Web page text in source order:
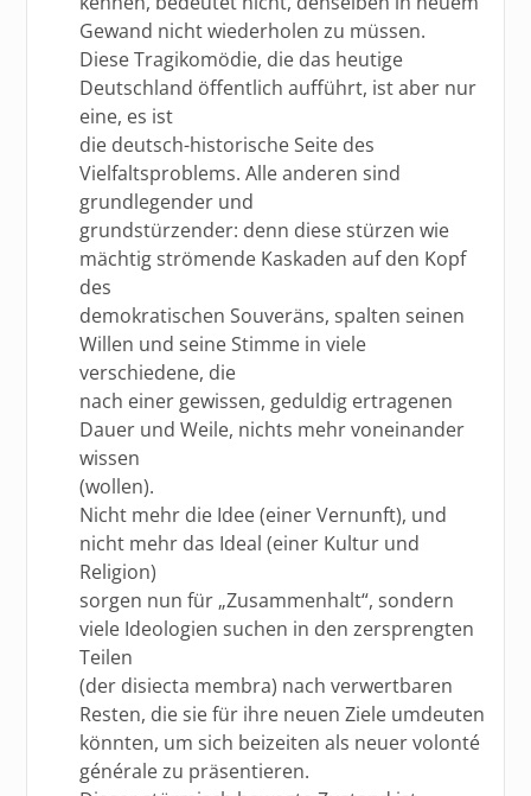
Gewand nicht wiederholen zu müssen.
Diese Tragikomödie, die das heutige
Deutschland öffentlich aufführt, ist aber nur
eine, es ist
die deutsch-historische Seite des
Vielfaltsproblems. Alle anderen sind
grundlegender und
grundstürzender: denn diese stürzen wie
mächtig strömende Kaskaden auf den Kopf
des
demokratischen Souveräns, spalten seinen
Willen und seine Stimme in viele
verschiedene, die
nach einer gewissen, geduldig ertragenen
Dauer und Weile, nichts mehr voneinander
wissen
(wollen).
Nicht mehr die Idee (einer Vernunft), und
nicht mehr das Ideal (einer Kultur und
Religion)
sorgen nun für „Zusammenhalt“, sondern
viele Ideologien suchen in den zersprengten
Teilen
(der disiecta membra) nach verwertbaren
Resten, die sie für ihre neuen Ziele umdeuten
könnten, um sich beizeiten als neuer volonté
générale zu präsentieren.